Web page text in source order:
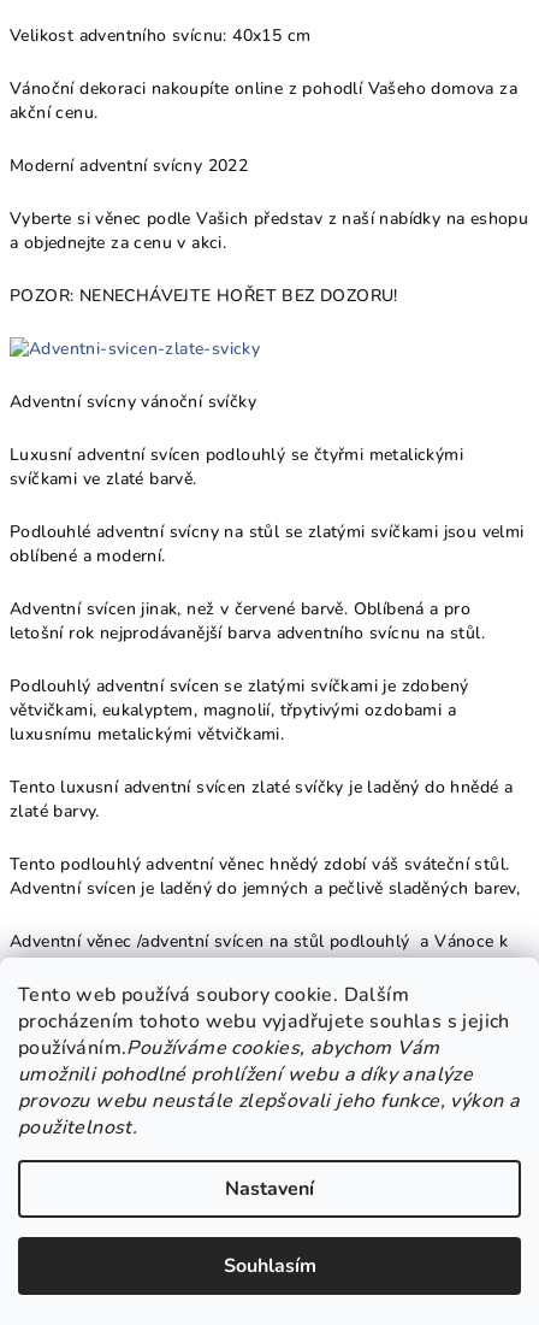
Tento web používá soubory cookie. Dalším
procházením tohoto webu vyjadřujete souhlas s jejich
používáním.Používáme cookies, abychom Vám
umožnili pohodlné prohlížení webu a díky analýze
provozu webu neustále zlepšovali jeho funkce, výkon a
použitelnost.
Nastavení
Souhlasím
Velikost adventního svícnu: 40x15 cm
Vánoční dekoraci nakoupíte online z pohodlí Vašeho domova za
akční cenu.
Moderní adventní svícny 2022
Vyberte si věnec podle Vašich představ z naší nabídky na eshopu
a objednejte za cenu v akci.
POZOR: NENECHÁVEJTE HOŘET BEZ DOZORU!
Adventní svícny vánoční svíčky
Luxusní adventní svícen podlouhlý se čtyřmi metalickými
svíčkami ve zlaté barvě.
Podlouhlé adventní svícny na stůl se zlatými svíčkami jsou velmi
oblíbené a moderní.
Adventní svícen jinak, než v červené barvě. Oblíbená a pro
letošní rok nejprodávanější barva adventního svícnu na stůl.
Podlouhlý adventní svícen se zlatými svíčkami je zdobený
větvičkami, eukalyptem, magnolií, třpytivými ozdobami a
luxusnímu metalickými větvičkami.
Tento luxusní adventní svícen zlaté svíčky je laděný do hnědé a
zlaté barvy.
Tento podlouhlý adventní věnec hnědý zdobí váš sváteční stůl.
Adventní svícen je laděný do jemných a pečlivě sladěných barev,
Adventní věnec /adventní svícen na stůl podlouhlý a Vánoce k
věnec a vánoční výzdobu.
Tento adventní svícen obdélníkový může zdobit Váš domov a
dělat radost po celý vánoční čas.
Adventní věnec jinak než v červené barvě. Adventní věnec
inspirace. Ozdoby a dekorace jsou na adventní věnec vybírány s
velkou pečlivostí.
Adventní věnce jsou ručně vyráběné, proto stejný nikde
nekoupíte. Netradiční adventní věnec s figurkou na prodej v